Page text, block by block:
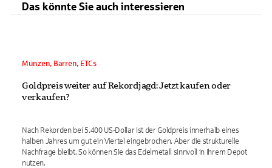
Das könnte Sie auch interessieren
Münzen, Barren, ETCs
Goldpreis weiter auf Rekordjagd: Jetzt kaufen oder
verkaufen?
Nach Rekorden bei 5.400 US-Dollar ist der Goldpreis innerhalb eines
halben Jahres um gut ein Viertel eingebrochen. Aber die strukturelle
Nachfrage bleibt. So können Sie das Edelmetall sinnvoll in Ihrem Depot
nutzen.